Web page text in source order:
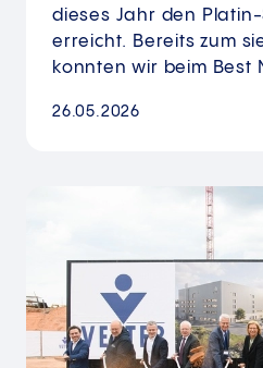
dieses Jahr den
erreicht. Bereits zum
konnten wir beim Best
26.05.2026